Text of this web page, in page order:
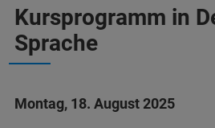
Kursprogramm in
Sprache
Montag, 18. August 2025